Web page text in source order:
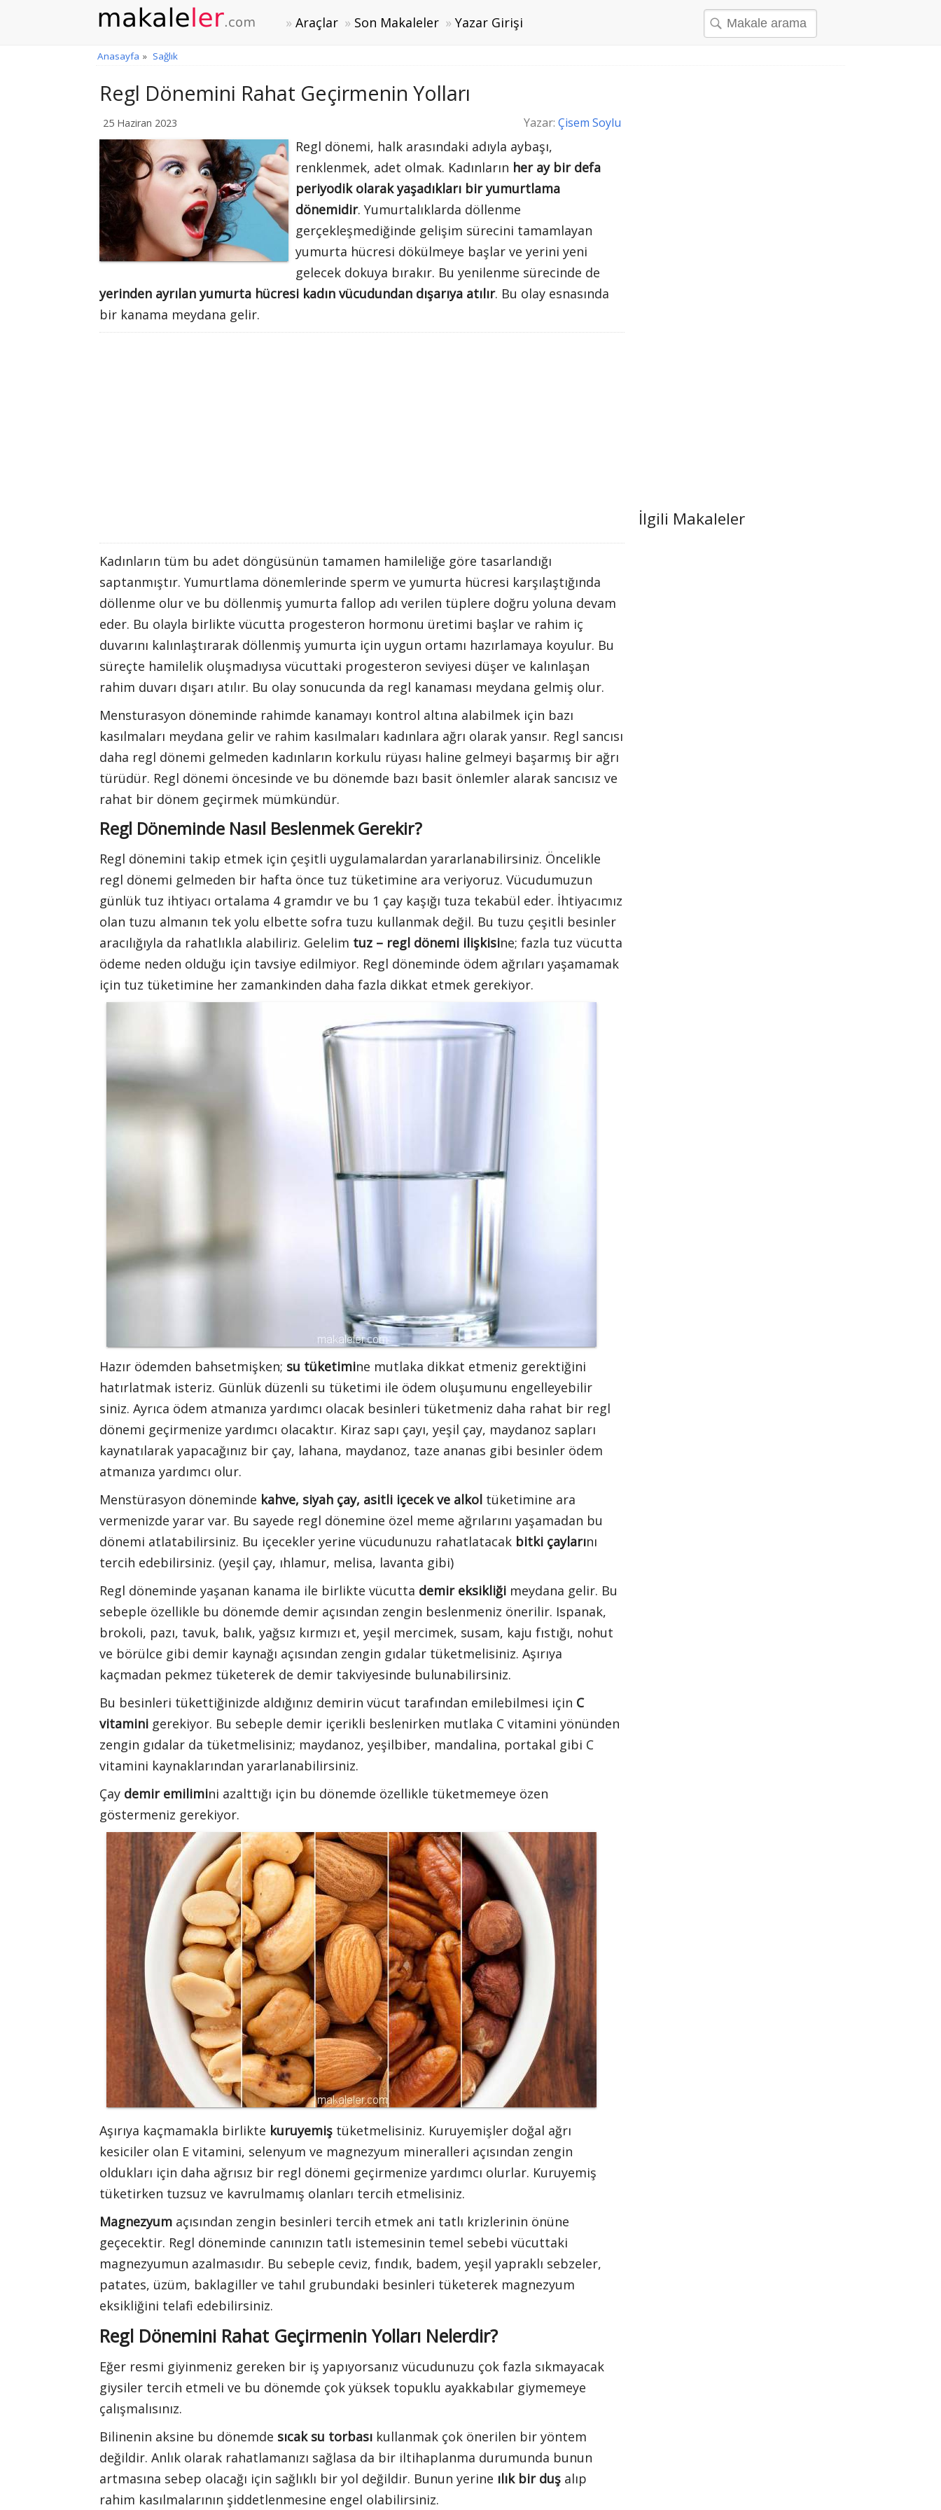
Araçlar Son Makaleler Yazar Girişi
Anasayfa » Sağlık
Regl Dönemini Rahat Geçirmenin Yolları
25 Haziran 2023 Yazar: Çisem Soylu
Regl dönemi, halk arasındaki adıyla aybaşı,
renklenmek, adet olmak. Kadınların her ay bir defa
periyodik olarak yaşadıkları bir yumurtlama
dönemidir. Yumurtalıklarda döllenme
gerçekleşmediğinde gelişim sürecini tamamlayan
yumurta hücresi dökülmeye başlar ve yerini yeni
gelecek dokuya bırakır. Bu yenilenme sürecinde de
yerinden ayrılan yumurta hücresi kadın vücudundan dışarıya atılır. Bu olay esnasında
bir kanama meydana gelir.
Kadınların tüm bu adet döngüsünün tamamen hamileliğe göre tasarlandığı
saptanmıştır. Yumurtlama dönemlerinde sperm ve yumurta hücresi karşılaştığında
döllenme olur ve bu döllenmiş yumurta fallop adı verilen tüplere doğru yoluna devam
eder. Bu olayla birlikte vücutta progesteron hormonu üretimi başlar ve rahim iç
duvarını kalınlaştırarak döllenmiş yumurta için uygun ortamı hazırlamaya koyulur. Bu
süreçte hamilelik oluşmadıysa vücuttaki progesteron seviyesi düşer ve kalınlaşan
rahim duvarı dışarı atılır. Bu olay sonucunda da regl kanaması meydana gelmiş olur.
Mensturasyon döneminde rahimde kanamayı kontrol altına alabilmek için bazı
kasılmaları meydana gelir ve rahim kasılmaları kadınlara ağrı olarak yansır. Regl sancısı
daha regl dönemi gelmeden kadınların korkulu rüyası haline gelmeyi başarmış bir ağrı
türüdür. Regl dönemi öncesinde ve bu dönemde bazı basit önlemler alarak sancısız ve
rahat bir dönem geçirmek mümkündür.
Regl Döneminde Nasıl Beslenmek Gerekir?
Regl dönemini takip etmek için çeşitli uygulamalardan yararlanabilirsiniz. Öncelikle
regl dönemi gelmeden bir hafta önce tuz tüketimine ara veriyoruz. Vücudumuzun
günlük tuz ihtiyacı ortalama 4 gramdır ve bu 1 çay kaşığı tuza tekabül eder. İhtiyacımız
olan tuzu almanın tek yolu elbette sofra tuzu kullanmak değil. Bu tuzu çeşitli besinler
aracılığıyla da rahatlıkla alabiliriz. Gelelim tuz – regl dönemi ilişkisine; fazla tuz vücutta
ödeme neden olduğu için tavsiye edilmiyor. Regl döneminde ödem ağrıları yaşamamak
için tuz tüketimine her zamankinden daha fazla dikkat etmek gerekiyor.
Hazır ödemden bahsetmişken; su tüketimine mutlaka dikkat etmeniz gerektiğini
hatırlatmak isteriz. Günlük düzenli su tüketimi ile ödem oluşumunu engelleyebilir
siniz. Ayrıca ödem atmanıza yardımcı olacak besinleri tüketmeniz daha rahat bir regl
dönemi geçirmenize yardımcı olacaktır. Kiraz sapı çayı, yeşil çay, maydanoz sapları
kaynatılarak yapacağınız bir çay, lahana, maydanoz, taze ananas gibi besinler ödem
atmanıza yardımcı olur.
Menstürasyon döneminde kahve, siyah çay, asitli içecek ve alkol tüketimine ara
vermenizde yarar var. Bu sayede regl dönemine özel meme ağrılarını yaşamadan bu
dönemi atlatabilirsiniz. Bu içecekler yerine vücudunuzu rahatlatacak bitki çaylarını
tercih edebilirsiniz. (yeşil çay, ıhlamur, melisa, lavanta gibi)
Regl döneminde yaşanan kanama ile birlikte vücutta demir eksikliği meydana gelir. Bu
sebeple özellikle bu dönemde demir açısından zengin beslenmeniz önerilir. Ispanak,
brokoli, pazı, tavuk, balık, yağsız kırmızı et, yeşil mercimek, susam, kaju fıstığı, nohut
ve börülce gibi demir kaynağı açısından zengin gıdalar tüketmelisiniz. Aşırıya
kaçmadan pekmez tüketerek de demir takviyesinde bulunabilirsiniz.
Bu besinleri tükettiğinizde aldığınız demirin vücut tarafından emilebilmesi için C
vitamini gerekiyor. Bu sebeple demir içerikli beslenirken mutlaka C vitamini yönünden
zengin gıdalar da tüketmelisiniz; maydanoz, yeşilbiber, mandalina, portakal gibi C
vitamini kaynaklarından yararlanabilirsiniz.
Çay demir emilimini azalttığı için bu dönemde özellikle tüketmemeye özen
göstermeniz gerekiyor.
Aşırıya kaçmamakla birlikte kuruyemiş tüketmelisiniz. Kuruyemişler doğal ağrı
kesiciler olan E vitamini, selenyum ve magnezyum mineralleri açısından zengin
oldukları için daha ağrısız bir regl dönemi geçirmenize yardımcı olurlar. Kuruyemiş
tüketirken tuzsuz ve kavrulmamış olanları tercih etmelisiniz.
Magnezyum açısından zengin besinleri tercih etmek ani tatlı krizlerinin önüne
geçecektir. Regl döneminde canınızın tatlı istemesinin temel sebebi vücuttaki
magnezyumun azalmasıdır. Bu sebeple ceviz, fındık, badem, yeşil yapraklı sebzeler,
patates, üzüm, baklagiller ve tahıl grubundaki besinleri tüketerek magnezyum
eksikliğini telafi edebilirsiniz.
Regl Dönemini Rahat Geçirmenin Yolları Nelerdir?
Eğer resmi giyinmeniz gereken bir iş yapıyorsanız vücudunuzu çok fazla sıkmayacak
giysiler tercih etmeli ve bu dönemde çok yüksek topuklu ayakkabılar giymemeye
çalışmalısınız.
Bilinenin aksine bu dönemde sıcak su torbası kullanmak çok önerilen bir yöntem
değildir. Anlık olarak rahatlamanızı sağlasa da bir iltihaplanma durumunda bunun
artmasına sebep olacağı için sağlıklı bir yol değildir. Bunun yerine ılık bir duş alıp
rahim kasılmalarının şiddetlenmesine engel olabilirsiniz.
İlgili Makaleler